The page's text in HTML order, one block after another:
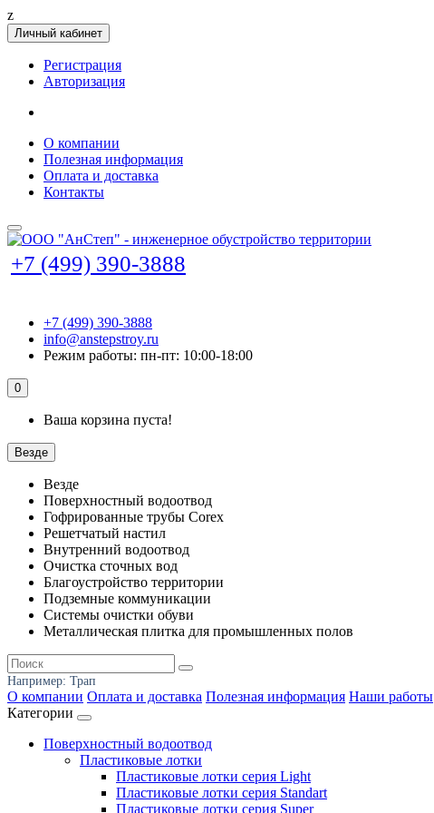
z
Личный кабинет
Регистрация
Авторизация
О компании
Полезная информация
Оплата и доставка
Контакты
+7 (499) 390-3888
+7 (499) 390-3888
info@anstepstroy.ru
Режим работы: пн-пт: 10:00-18:00
0
Ваша корзина пуста!
Везде
Везде
Поверхностный водоотвод
Гофрированные трубы Corex
Решетчатый настил
Внутренний водоотвод
Очистка сточных вод
Благоустройство территории
Подземные коммуникации
Системы очистки обуви
Металлическая плитка для промышленных полов
Например: Трап
О компании Оплата и доставка Полезная информация Наши работы
Категории
Поверхностный водоотвод
Пластиковые лотки
Пластиковые лотки серия Light
Пластиковые лотки серия Standart
Пластиковые лотки серия Super